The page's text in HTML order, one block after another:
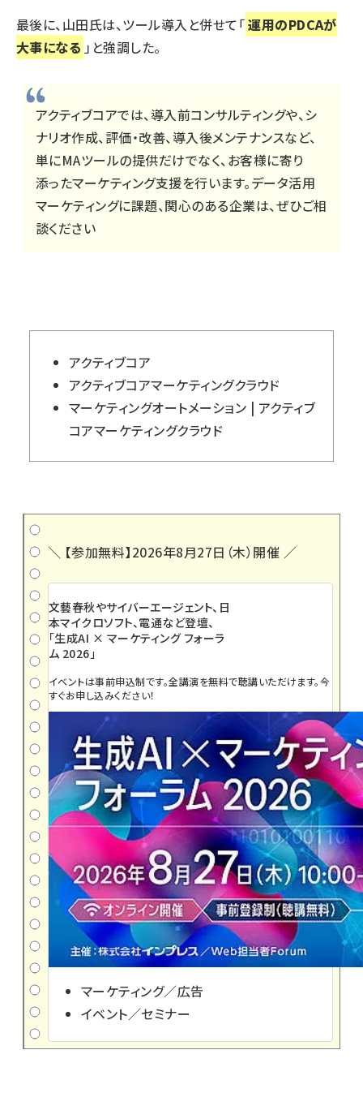
最後に、山田氏は、ツール導入と併せて「運用のPDCAが
大事になる 」と強調した。
アクティブコアでは、導入前コンサルティングや、シ
ナリオ作成、評価・改善、導入後メンテナンスなど、
単にMAツールの提供だけでなく、お客様に寄り
添ったマーケティング支援を行います。データ活用
マーケティングに課題、関心のある企業は、ぜひご相
談ください
アクティブコア
アクティブコアマーケティングクラウド
マーケティングオートメーション | アクティブ
コアマーケティングクラウド
＼ 【参加無料】2026年8月27日（木）開催 ／
文藝春秋やサイバーエージェント、日
本マイクロソフト、電通など登壇、
「生成AI × マーケティング フォーラ
ム 2026」
イベントは事前申込制です。全講演を無料で聴講いただけます。今
すぐお申し込みください！
マーケティング／広告
イベント／セミナー